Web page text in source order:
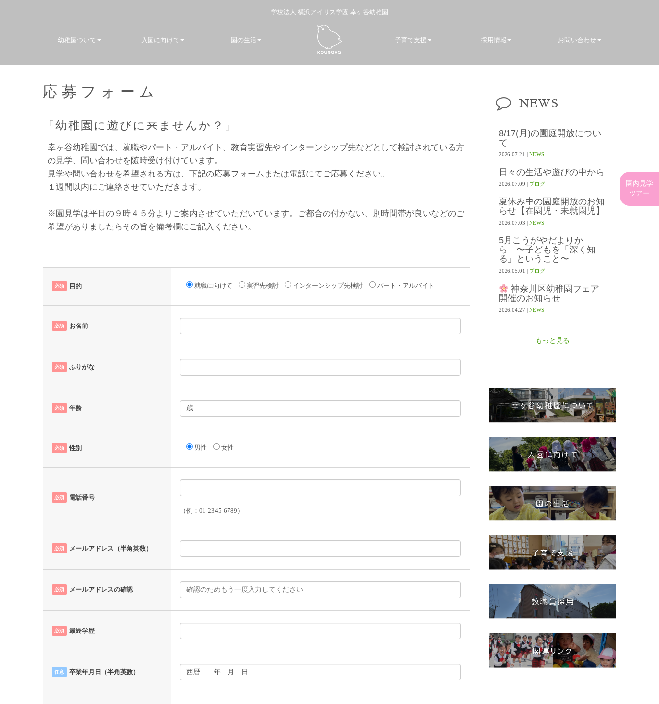
学校法人 横浜アイリス学園 幸ヶ谷幼稚園
幼稚園ついて 入園に向けて 園の生活 子育て支援 採用情報 お問い合わせ
応募フォーム
「幼稚園に遊びに来ませんか？」
幸ヶ谷幼稚園では、就職やパート・アルバイト、教育実習先やインターンシップ先などとして検討されている方
の見学、問い合わせを随時受け付けています。
見学や問い合わせを希望される方は、下記の応募フォームまたは電話にてご応募ください。
１週間以内にご連絡させていただきます。
※園見学は平日の９時４５分よりご案内させていただいています。ご都合の付かない、別時間帯が良いなどのご
希望がありましたらその旨を備考欄にご記入ください。
必須 目的 就職に向けて 実習先検討 インターンシップ先検討 パート・アルバイト
必須 お名前
必須 ふりがな
必須 年齢
必須 性別 男性 女性
必須
電話番号
（例：01-2345-6789）
必須 メールアドレス（半角英数）
必須 メールアドレスの確認
必須 最終学歴
任意 卒業年月日（半角英数）
NEWS
8/17(月)の園庭開放につい
て
2026.07.21 | NEWS
日々の生活や遊びの中から
2026.07.09 | ブログ
夏休み中の園庭開放のお知
らせ【在園児・未就園児】
2026.07.03 | NEWS
5月こうがやだよりか
ら 〜子どもを「深く知
る」ということ〜
2026.05.01 | ブログ
神奈川区幼稚園フェア
開催のお知らせ
2026.04.27 | NEWS
もっと見る
園内見学
ツアー